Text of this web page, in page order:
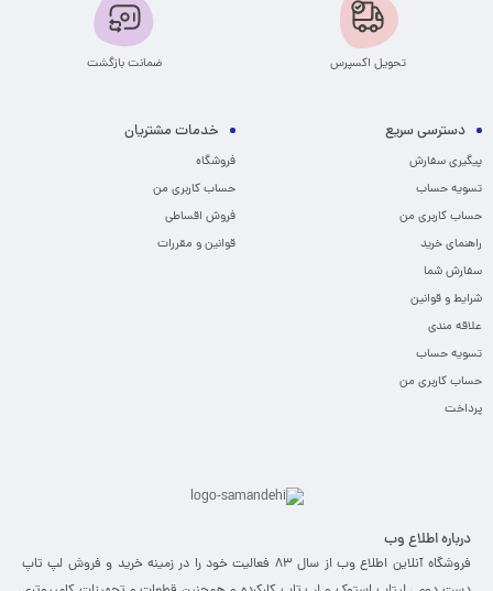
تحویل اکسپرس ضمانت بازگشت
دسترسی سریع
پیگیری سفارش
تسویه حساب
حساب کاربری من
راهنمای خرید
سفارش شما
شرایط و قوانین
علاقه مندی
تسویه حساب
حساب کاربری من
پرداخت
خدمات مشتریان
فروشگاه
حساب کاربری من
فروش اقساطی
قوانین و مقررات
درباره اطلاع وب
فروشگاه آنلاین اطلاع وب از سال 83 فعالیت خود را در زمینه خرید و فروش لپ تاپ